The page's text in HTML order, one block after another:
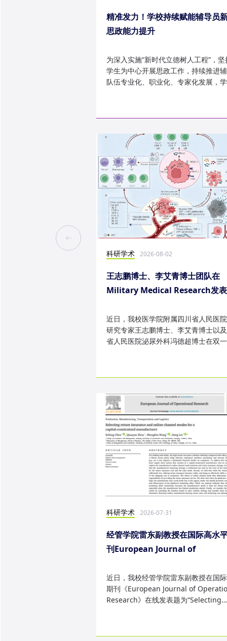
精准发力！学校持续赋能辅导员
思政能力提升
为深入实施“新时代立德树人工程”，
学生为中心开展思政工作，持续推进
队伍专业化、职业化、专家化发展，
科研学术 2026-08-02
王志鹏博士、李艾青博士团队在
Military Medical Research发
近日，我校医学院附属四川省人民医
研究专家王志鹏博士、李艾青博士以
省人民医院泌尿外科冯德超博士在双
科研学术 2026-07-31
经管学院雷东副教授在国际高水
刊European Journal of
果
近日，我校经管学院雷东副教授在国
期刊《European Journal of
Research》在线发表题为“Selecting